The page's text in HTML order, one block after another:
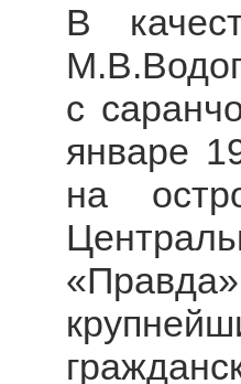
В
с
январе
на